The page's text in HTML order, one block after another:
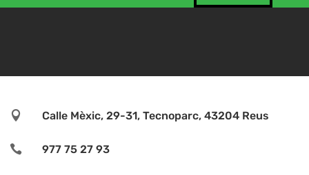
 Calle Mèxic, 29-31, Tecnoparc, 43204 Reus
 977 75 27 93